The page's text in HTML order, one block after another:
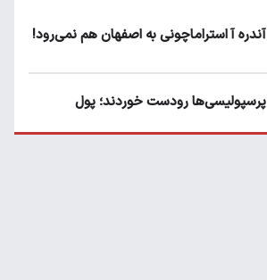
آندره آ استراماچونی به اصفهان هم نمی‌رود!
پرسپولیسی‌ها رودست خوردند؛ پول